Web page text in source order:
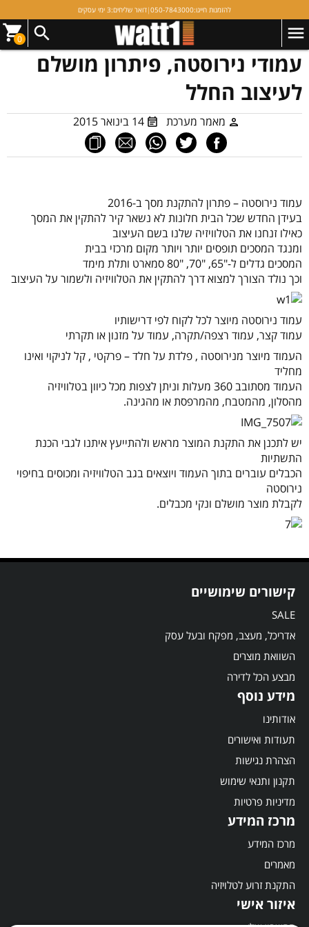
להזמנות חייגו:050-7843000
|דואר שליחים:3 ימי עסקים
0
עמודי נירוסטה, פיתרון מושלם
לעיצוב החלל
מאמר מערכת 14 בינואר 2015
עמוד נירוסטה – פתרון להתקנת מסך ב-2016
בעידן החדש שכל הבית חלונות לא נשאר קיר להתקין את המסך
כאילו זנחנו את הטלוויזיה שלנו בשם העיצוב
ומנגד המסכים תופסים יותר ויותר מקום מרכזי בבית
המסכים גדלים ל-"65, "70, "80 סמארט ותלת מימד
וכך נולד הצורך למצוא דרך להתקין את הטלוויזיה ולשמור על העיצוב
עמוד נירוסטה מיוצר לכל לקוח לפי דרישותיו
עמוד קצר, עמוד רצפה/תקרה, עמוד על מזנון או תקרתי
העמוד מיוצר מנירוסטה , פלדת על חלד – פרקטי , קל לניקוי ואינו
מחליד
העמוד מסתובב 360 מעלות וניתן לצפות מכל כיוון בטלוויזיה
מהסלון, מהמטבח, מהמרפסת או מהגינה.
יש לתכנן את התקנת המוצר מראש ולהתייעץ איתנו לגבי הכנת
התשתיות
הכבלים עוברים בתוך העמוד ויוצאים בגב הטלוויזיה ומכוסים בחיפוי
נירוסטה
לקבלת מוצר מושלם ונקי מכבלים.
קישורים שימושיים
SALE
אדריכל, מעצב, מפקח ובעל עסק
השוואת מוצרים
מבצע הכל לדירה
מידע נוסף
אודותינו
תעודות ואישורים
הצהרת נגישות
תקנון ותנאי שימוש
מדיניות פרטיות
מרכז המידע
מרכז המידע
מאמרים
התקנת זרוע לטלויזיה
איזור אישי